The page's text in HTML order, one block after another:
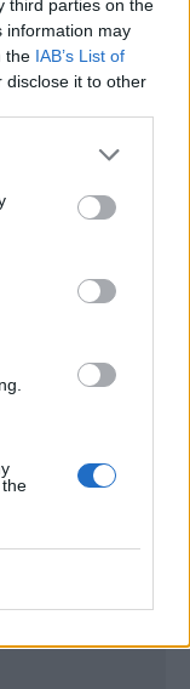
third parties on the
information may
the IAB’s List of
disclose it to other